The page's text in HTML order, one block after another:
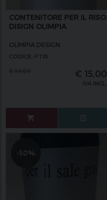
CONTENITORE PER IL RISO
DISIGN OLIMPIA
OLIMPIA DESIGN
CODICE: PT18
€ 15,00
IVA INCL.
-50%